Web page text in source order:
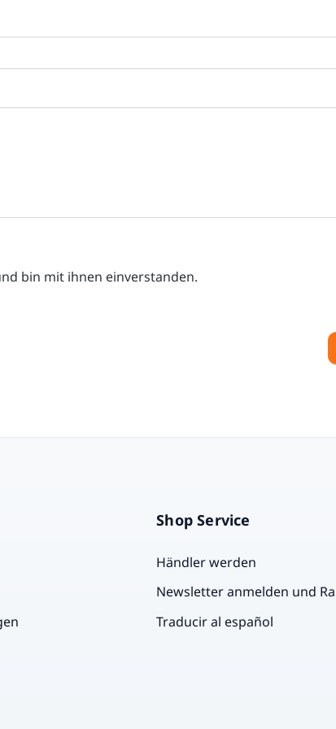
bin mit ihnen einverstanden.
Shop Service
Händler werden
Newsletter anmelden und
Traducir al español